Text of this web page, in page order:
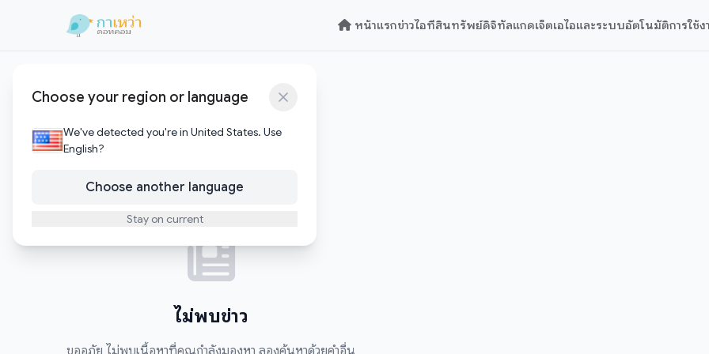
หน้าแรกข่าวไอทีสินทรัพย์ดิจิทัลแกดเจ็ตเอไอและระบบอัตโนมัติการใช้
Choose your region or language
We've detected you're in United States. Use
English?
Choose another language
Stay on current
party
0บทความ
ไม่พบข่าว
ขออภัย ไม่พบเนื้อหาที่คุณกำลังมองหา ลองค้นหาด้วยคำอื่น